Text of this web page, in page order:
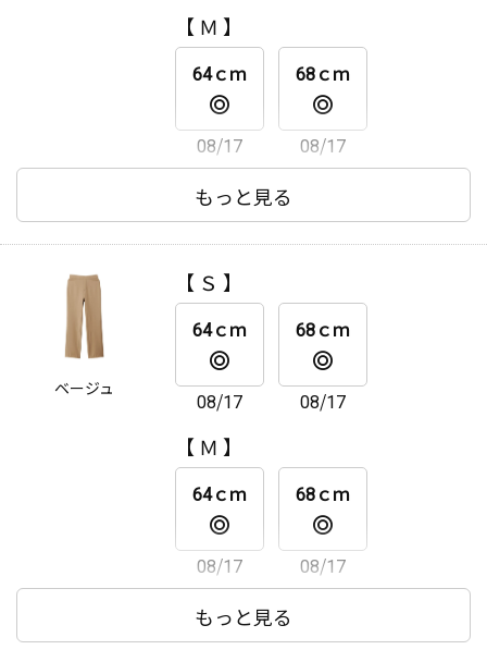
【 Ｍ 】
64ｃｍ
08/17
68ｃｍ
08/17
【 Ｌ 】
08/17 08/17
【 ＬＬ 】
64ｃｍ
08/17
68ｃｍ
08/17
もっと見る
ベージュ
【 Ｓ 】
64ｃｍ
08/17
68ｃｍ
08/17
【 Ｍ 】
64ｃｍ
08/17
68ｃｍ
08/17
【 Ｌ 】
もっと見る